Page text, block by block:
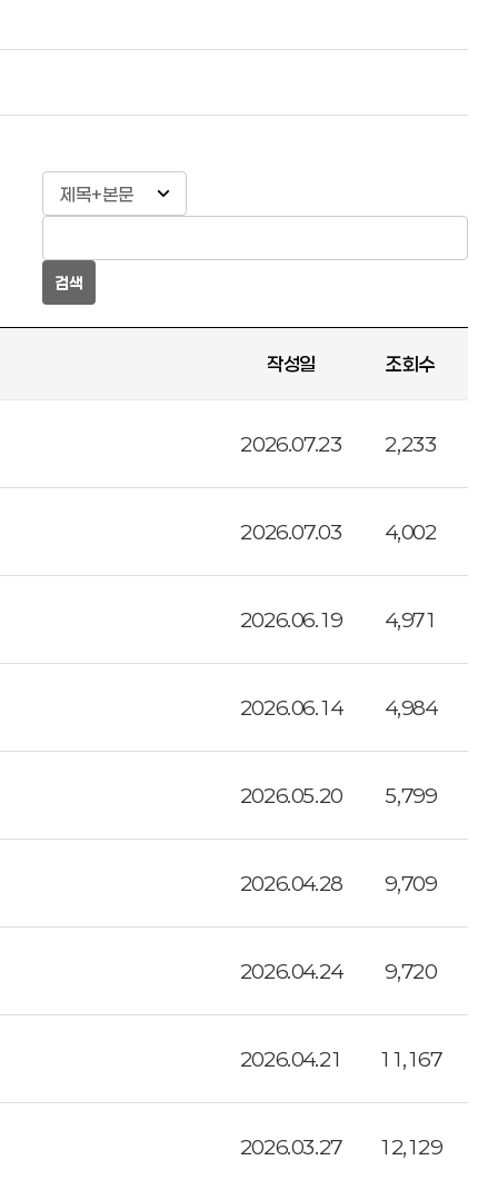
검색
작성일 조회수
2026.07.23 2,233
2026.07.03 4,002
2026.06.19 4,971
2026.06.14 4,984
2026.05.20 5,799
2026.04.28 9,709
2026.04.24 9,720
2026.04.21 11,167
2026.03.27 12,129